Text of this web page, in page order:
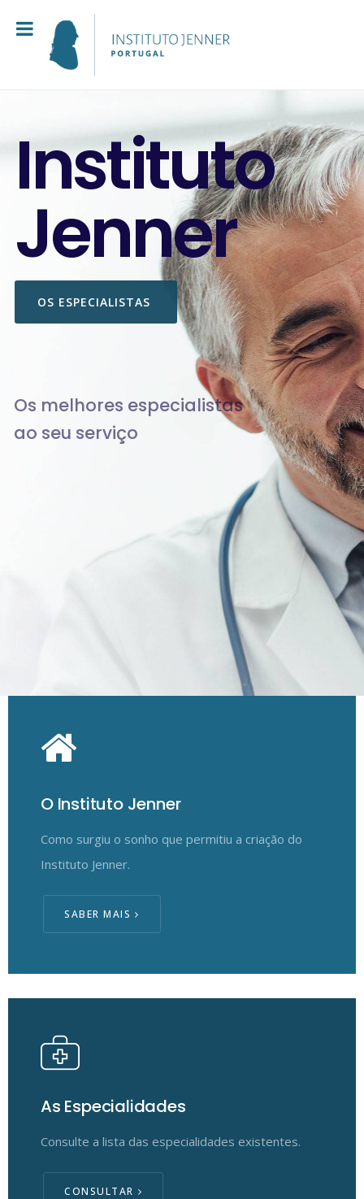
Instituto
Jenner
Os melhores especialistas
ao seu serviço
OS ESPECIALISTAS
O Instituto Jenner
Como surgiu o sonho que permitiu a criação do
Instituto Jenner.
SABER MAIS
As Especialidades
Consulte a lista das especialidades existentes.
CONSULTAR